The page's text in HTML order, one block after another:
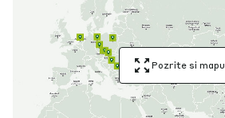
Pozrite si mapu